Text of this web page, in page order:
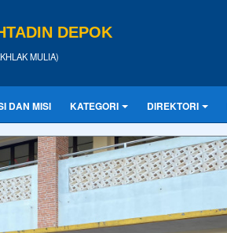
DEPOK
MULIA)
DAN MISI KATEGORI DIREKTORI